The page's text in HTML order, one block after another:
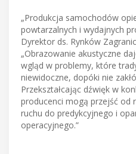
„Produkcja samochodów
powtarzalnych i wydajnych
Dyrektor ds. Rynków
„Obrazowanie akustyczne
wgląd w problemy, które
niewidoczne, dopóki nie
Przekształcając dźwięk w
producenci mogą przejść od
ruchu do predykcyjnego i
operacyjnego.”